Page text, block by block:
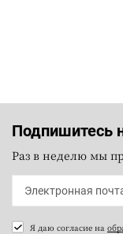
Подпишитесь
Раз в неделю мы
Я даю согласие на